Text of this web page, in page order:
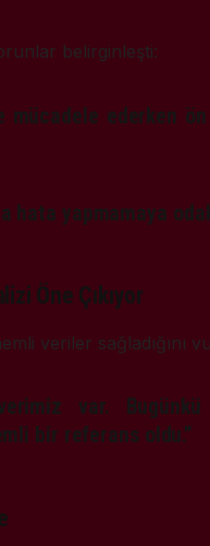
belirginleşti:
mücadele ederken
hata yapmamaya
Öne Çıkıyor
veriler sağladığını
var.
bir referans oldu.”